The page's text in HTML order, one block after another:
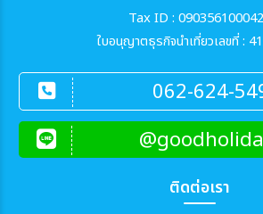
Tax ID :
ใบอนุญาตธุรกิจนำเที่ยวเลขที่ :
062-624-
ติดต่อเรา